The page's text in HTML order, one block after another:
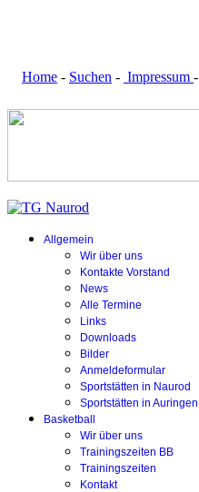
Home - Suchen - Impressum -
Allgemein
Wir über uns
Kontakte Vorstand
News
Alle Termine
Links
Downloads
Bilder
Anmeldeformular
Sportstätten in Naurod
Sportstätten in Auringen
Basketball
Wir über uns
Trainingszeiten BB
Trainingszeiten
Kontakt